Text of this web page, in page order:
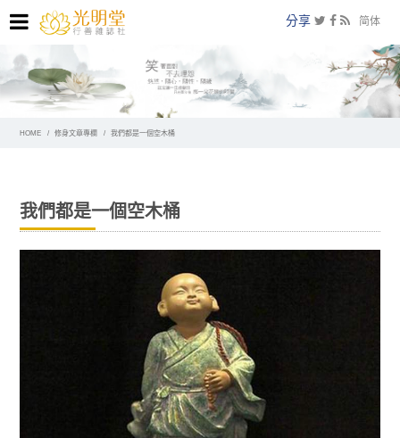
简体
分享
HOME 修身文章專欄 我們都是一個空木桶
我們都是一個空木桶